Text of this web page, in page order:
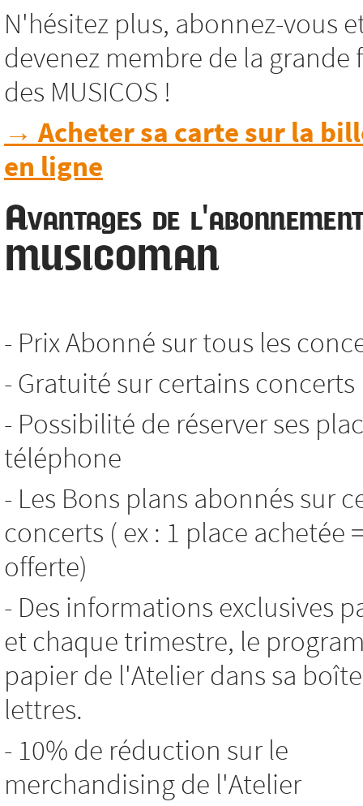
N'hésitez plus, abonnez-vous
devenez membre de la grande
des MUSICOS !
→ Acheter sa carte sur la
en ligne
Avantages de l'abonnement
MUSICOMAN
- Prix Abonné sur tous les
- Gratuité sur certains concerts
- Possibilité de réserver ses
téléphone
- Les Bons plans abonnés sur
concerts ( ex : 1 place achetée
offerte)
- Des informations exclusives
et chaque trimestre, le
papier de l'Atelier dans sa
lettres.
- 10% de réduction sur le
merchandising de l'Atelier